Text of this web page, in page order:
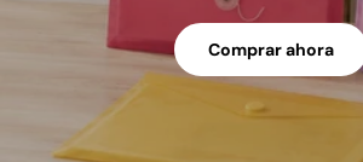
Comprar ahora